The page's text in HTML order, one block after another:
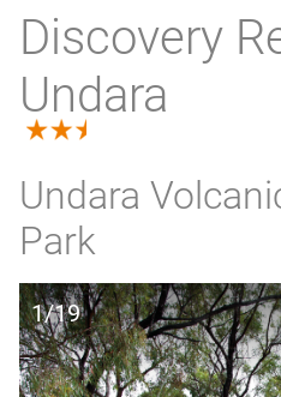
Discovery
Undara
2.5
Undara
Park
1/19